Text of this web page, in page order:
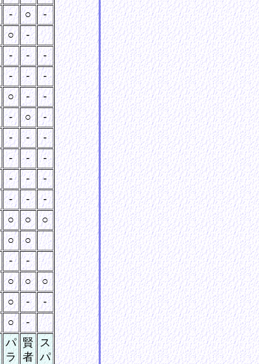
- ○
-
○
-
- -
-
- -
-
○ -
-
- ○
-
- -
-
- -
-
- -
-
- -
-
○ ○
○
○
○
-
-
○ ○
○
○ -
-
○ -
パ
ラ
賢
者
ス
パ